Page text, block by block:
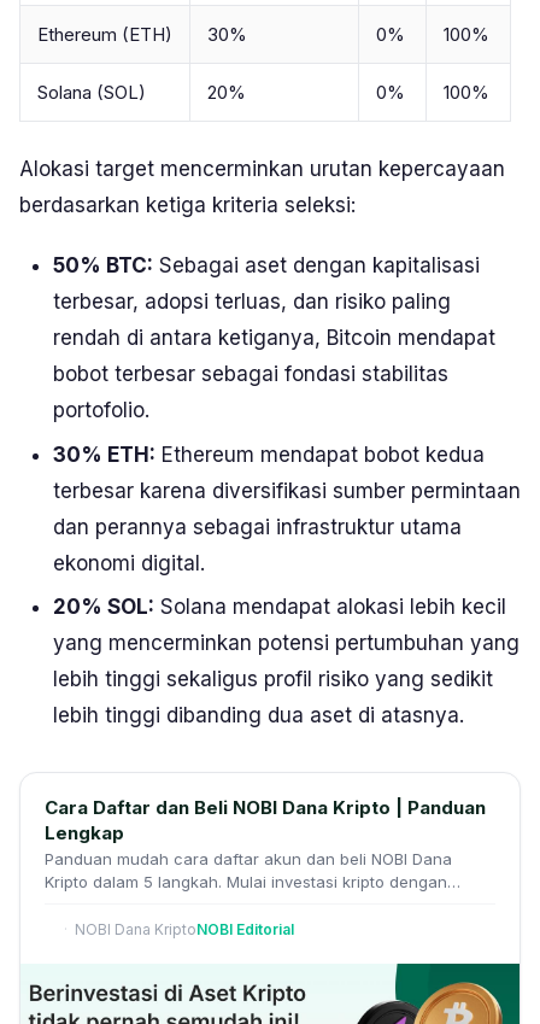
Ethereum (ETH) 30% 0% 100%
Solana (SOL) 20% 0% 100%
Alokasi target mencerminkan urutan kepercayaan
berdasarkan ketiga kriteria seleksi:
50% BTC: Sebagai aset dengan kapitalisasi
terbesar, adopsi terluas, dan risiko paling
rendah di antara ketiganya, Bitcoin mendapat
bobot terbesar sebagai fondasi stabilitas
portofolio.
30% ETH: Ethereum mendapat bobot kedua
terbesar karena diversifikasi sumber permintaan
dan perannya sebagai infrastruktur utama
ekonomi digital.
20% SOL: Solana mendapat alokasi lebih kecil
yang mencerminkan potensi pertumbuhan yang
lebih tinggi sekaligus profil risiko yang sedikit
lebih tinggi dibanding dua aset di atasnya.
Cara Daftar dan Beli NOBI Dana Kripto | Panduan
Lengkap
Panduan mudah cara daftar akun dan beli NOBI Dana
Kripto dalam 5 langkah. Mulai investasi kripto dengan
NOBI Dana KriptoNOBI Editorial